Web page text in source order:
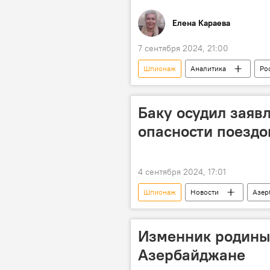
Елена Караева
7 сентября 2024, 21:00
Шпионаж Аналитика
Владимир Дуров
Конфликт
Центральное разведывательное
Баку осудил
опасности
4 сентября 2024, 17:01
Шпионаж Новости
Франция
Заявление
Изменник
Азербайджане